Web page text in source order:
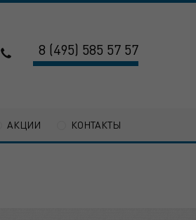
8 (495) 585 57 57
АКЦИИ КОНТАКТЫ